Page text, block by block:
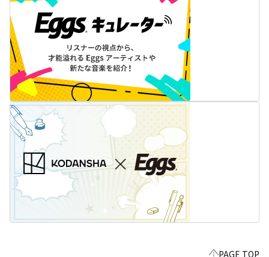
PAGE TOP